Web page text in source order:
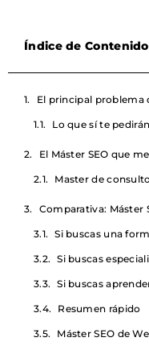
Índice de
El principal problema
Lo que sí te
Master de
Si buscas una
Si buscas
Si buscas
Resumen rápido
Máster SEO de